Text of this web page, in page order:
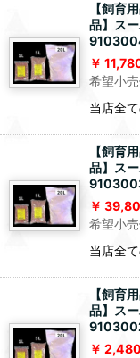
【飼育
品】ス
希望小
当店全
【飼育
品】ス
希望小
当店全
【飼育
品】ス
2,480